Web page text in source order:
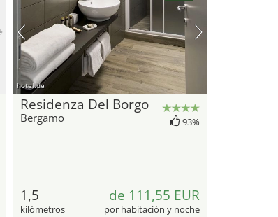
hotel.de
Residenza Del Borgo
Bergamo 93%
1,5
kilómetros
de 111,55 EUR
por habitación y noche